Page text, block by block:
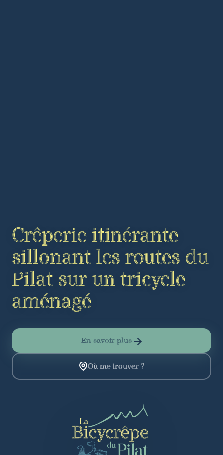
Crêperie itinérante
sillonant les routes du
Pilat sur un tricycle
aménagé
En savoir plus
Où me trouver ?